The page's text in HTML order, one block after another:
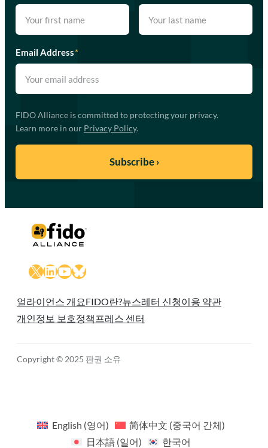
Email Address*
FIDO Alliance is committed to protecting your privacy.
Learn more in our Privacy Policy.
X LinkedIn
YouTube
Bluesky
얼라이언스 개요FIDO란?뉴스레터 신청이용 약관
개인정보 보호정책 프레스 센터
Copyright © 2025 판권 소유
English (영어) 简体中文 (중국어 간체)
日本語(일어) 한국어